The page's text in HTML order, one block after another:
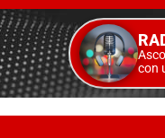
con